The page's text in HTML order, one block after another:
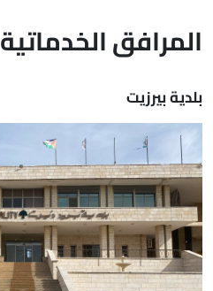
المرافق الخدماتية
بلدية بيرزيت